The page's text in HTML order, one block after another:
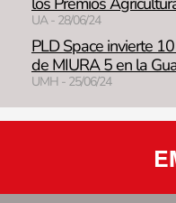
UA - 28/06/24
PLD Space invierte
de MIURA 5 en la
UMH - 25/06/24